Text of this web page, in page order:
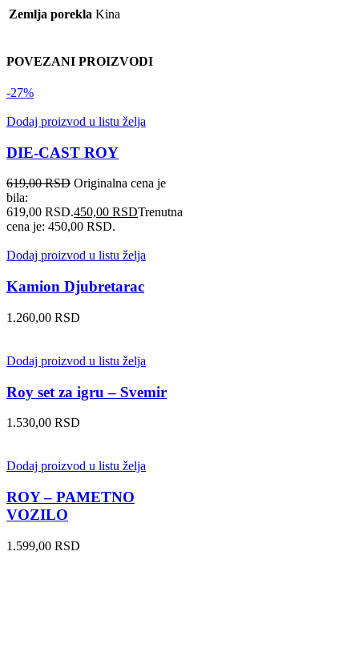
Zemlja porekla Kina
POVEZANI PROIZVODI
-27%
Dodaj proizvod u listu želja
DIE-CAST ROY
619,00RSD Originalna cena je
bila:
619,00 RSD.450,00 RSDTrenutna
cena je: 450,00 RSD.
Dodaj proizvod u listu želja
Kamion Djubretarac
1.260,00 RSD
Dodaj proizvod u listu želja
Roy set za igru – Svemir
1.530,00 RSD
Dodaj proizvod u listu želja
ROY – PAMETNO
VOZILO
1.599,00 RSD